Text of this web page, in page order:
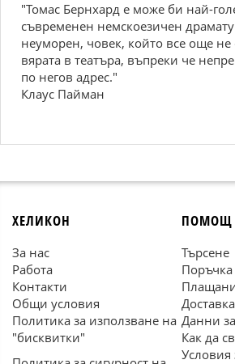
"Томас Бернхард е може би най-
съвременен немскоезичен
неуморен, човек, който все още не
вярата в театъра, въпреки че
по негов адрес."
Клаус Пайман
ХЕЛИКОН
За нас
Работа
Контакти
Общи условия
Политика за използване на
"бисквитки"
ПОМОЩ
Търсене
Поръчка
Доставка
Данни
Как да
Условия